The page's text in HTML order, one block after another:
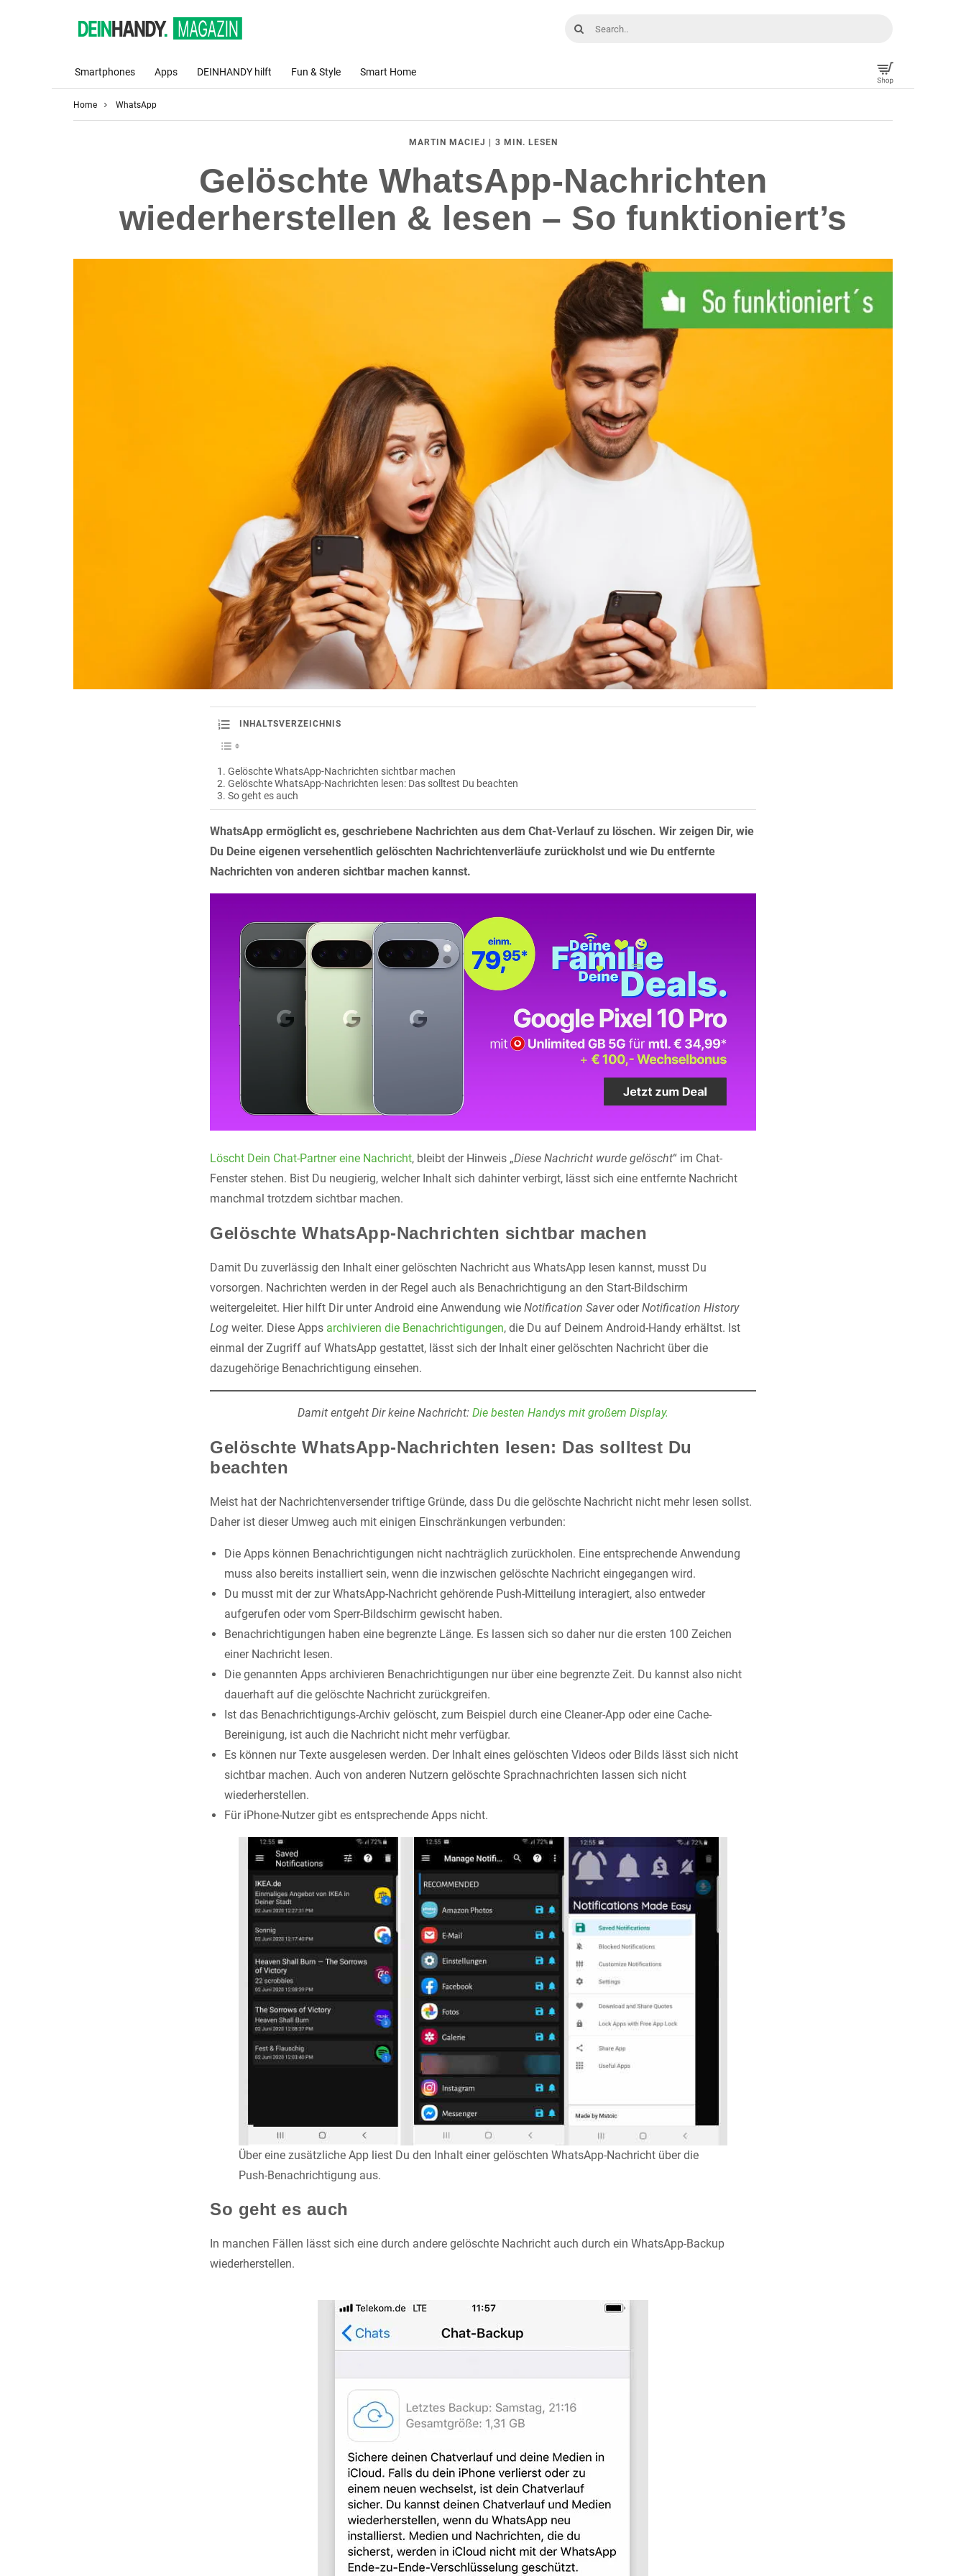
Smartphones Apps DEINHANDY hilft Fun & Style Smart Home
Home WhatsApp
MARTIN MACIEJ 3 MIN. LESEN
Gelöschte WhatsApp-Nachrichten
wiederherstellen & lesen – So funktioniert’s
INHALTSVERZEICHNIS
Gelöschte WhatsApp-Nachrichten sichtbar machen
Gelöschte WhatsApp-Nachrichten lesen: Das solltest Du beachten
So geht es auch
WhatsApp ermöglicht es, geschriebene Nachrichten aus dem Chat-Verlauf zu löschen. Wir zeigen Dir, wie
Du Deine eigenen versehentlich gelöschten Nachrichtenverläufe zurückholst und wie Du entfernte
Nachrichten von anderen sichtbar machen kannst.
Löscht Dein Chat-Partner eine Nachricht, bleibt der Hinweis „Diese Nachricht wurde gelöscht“ im Chat-
Fenster stehen. Bist Du neugierig, welcher Inhalt sich dahinter verbirgt, lässt sich eine entfernte Nachricht
manchmal trotzdem sichtbar machen.
Gelöschte WhatsApp-Nachrichten sichtbar machen
Damit Du zuverlässig den Inhalt einer gelöschten Nachricht aus WhatsApp lesen kannst, musst Du
vorsorgen. Nachrichten werden in der Regel auch als Benachrichtigung an den Start-Bildschirm
weitergeleitet. Hier hilft Dir unter Android eine Anwendung wie Notification SaveroderNotification History
Log weiter. Diese Apps archivieren die Benachrichtigungen, die Du auf Deinem Android-Handy erhältst. Ist
einmal der Zugriff auf WhatsApp gestattet, lässt sich der Inhalt einer gelöschten Nachricht über die
dazugehörige Benachrichtigung einsehen.
Damit entgeht Dir keine Nachricht: Die besten Handys mit großem Display.
Gelöschte WhatsApp-Nachrichten lesen: Das solltest Du
beachten
Meist hat der Nachrichtenversender triftige Gründe, dass Du die gelöschte Nachricht nicht mehr lesen sollst.
Daher ist dieser Umweg auch mit einigen Einschränkungen verbunden:
Die Apps können Benachrichtigungen nicht nachträglich zurückholen. Eine entsprechende Anwendung
muss also bereits installiert sein, wenn die inzwischen gelöschte Nachricht eingegangen wird.
Du musst mit der zur WhatsApp-Nachricht gehörende Push-Mitteilung interagiert, also entweder
aufgerufen oder vom Sperr-Bildschirm gewischt haben.
Benachrichtigungen haben eine begrenzte Länge. Es lassen sich so daher nur die ersten 100 Zeichen
einer Nachricht lesen.
Die genannten Apps archivieren Benachrichtigungen nur über eine begrenzte Zeit. Du kannst also nicht
dauerhaft auf die gelöschte Nachricht zurückgreifen.
Ist das Benachrichtigungs-Archiv gelöscht, zum Beispiel durch eine Cleaner-App oder eine Cache-
Bereinigung, ist auch die Nachricht nicht mehr verfügbar.
Es können nur Texte ausgelesen werden. Der Inhalt eines gelöschten Videos oder Bilds lässt sich nicht
sichtbar machen. Auch von anderen Nutzern gelöschte Sprachnachrichten lassen sich nicht
wiederherstellen.
Für iPhone-Nutzer gibt es entsprechende Apps nicht.
Über eine zusätzliche App liest Du den Inhalt einer gelöschten WhatsApp-Nachricht über die
Push-Benachrichtigung aus.
So geht es auch
In manchen Fällen lässt sich eine durch andere gelöschte Nachricht auch durch ein WhatsApp-Backup
wiederherstellen.